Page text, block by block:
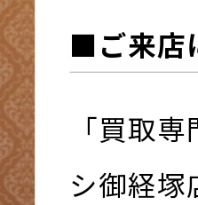
■ご来店
「買取
シ御経